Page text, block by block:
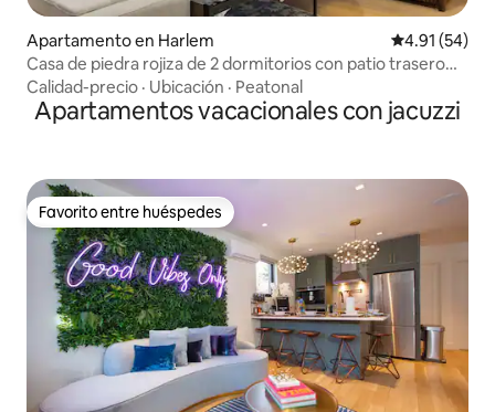
Apartamento en Harlem Calificación
4.91 (54)
Casa de piedra rojiza de 2 dormitorios con patio trasero
privado cerca del metro
Calidad-precio · Ubicación · Peatonal
Apartamentos vacacionales con jacuzzi
Favorito entre huéspedes
Favorito entre huéspedes